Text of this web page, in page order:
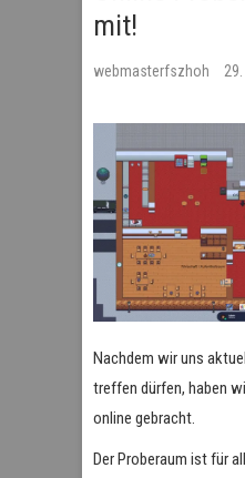
mit!
webmasterfszhoh
Nachdem wir uns
treffen dürfen, haben
online gebracht.
Der Proberaum ist für